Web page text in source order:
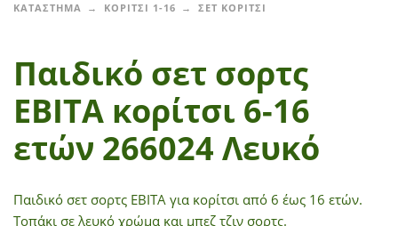
ΚΑΤΑΣΤΗΜΑ ΚΟΡΙΤΣΙ 1-16 ΣΕΤ ΚΟΡΙΤΣΙ
Παιδικό σετ σορτς
ΕΒΙΤΑ κορίτσι 6-16
ετών 266024 Λευκό
Παιδικό σετ σορτς ΕΒΙΤΑ για κορίτσι από 6 έως 16 ετών.
Τοπάκι σε λευκό χρώμα και μπεζ τζιν σορτς.